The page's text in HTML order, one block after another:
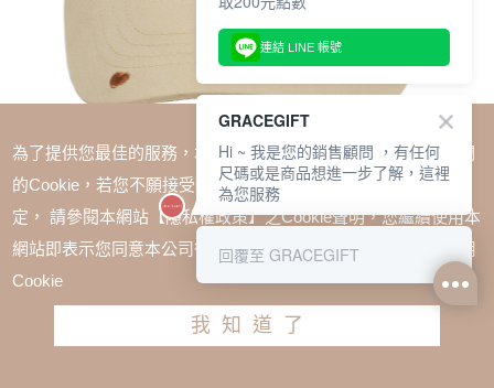
Care Bears-驕傲小貓電繡棒球帽 卡其
為了提供您最佳的服務，本網站會在您的電腦中放置並取用我們
的Cookie，若您不願接受Cookie時應如何變更電腦的Cookie設
定， 請參閱本網站【隱私權政策】之Cookie聲明，您繼續使用本
網站即表示您同意本公司得按本網站使用條款之Cookie聲明使用
Cookie
我知道了
連結 LINE 帳號
GRACEGIFT
Hi ~ 我是您的銷售顧問 ，有任何
尺碼或是商品想進一步了解，這裡
為您服務
回覆至 GRACEGIFT